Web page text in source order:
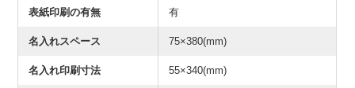
表紙印刷の有無 有
名入れスペース 75×380(mm)
名入れ印刷寸法 55×340(mm)